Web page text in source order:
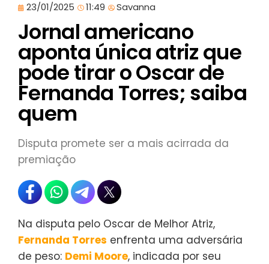
23/01/2025 11:49 Savanna
Jornal americano
aponta única atriz que
pode tirar o Oscar de
Fernanda Torres; saiba
quem
Disputa promete ser a mais acirrada da
premiação
Na disputa pelo Oscar de Melhor Atriz,
Fernanda Torres enfrenta uma adversária
de peso: Demi Moore, indicada por seu